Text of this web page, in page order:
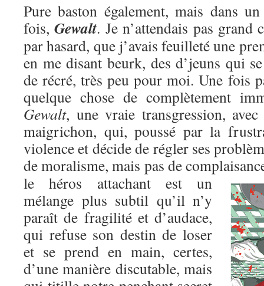
Pure baston également, mais dans
fois,Gewalt. Je n’attendais pas grand
par hasard, que j’avais feuilleté une
en me disant beurk, des d’jeuns qui
de récré, très peu pour moi. Une fois
quelque chose de complètement
Gewalt, une vraie transgression,
maigrichon, qui, poussé par la
violence et décide de régler ses
de moralisme, mais pas de
le héros attachant est un
mélange plus subtil qu’il n’y
paraît de fragilité et d’audace,
qui refuse son destin de loser
et se prend en main, certes,
d’une manière discutable, mais